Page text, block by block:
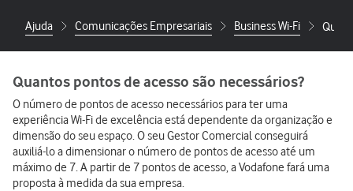
Ajuda Comunicações Empresariais Business Wi-Fi
Quantos pontos de acesso são necessários?
O número de pontos de acesso necessários para ter uma
experiência Wi-Fi de excelência está dependente da organização e
dimensão do seu espaço. O seu Gestor Comercial conseguirá
auxiliá-lo a dimensionar o número de pontos de acesso até um
máximo de 7. A partir de 7 pontos de acesso, a Vodafone fará uma
proposta à medida da sua empresa.